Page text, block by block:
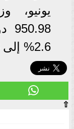
2.6% إلى 1281.23 دولار
⇧